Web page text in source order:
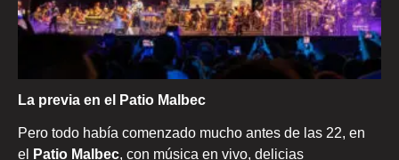
La previa en el Patio Malbec
Pero todo había comenzado mucho antes de las 22, en
el
Patio Malbec, con música en vivo, delicias